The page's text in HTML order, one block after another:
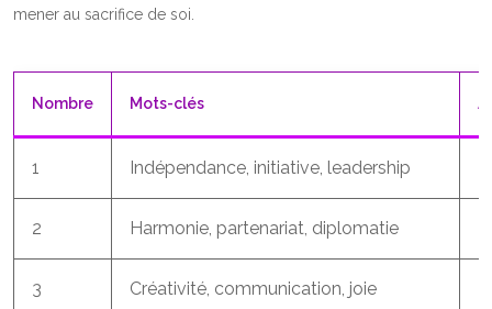
mener au sacrifice de soi.
Nombre Mots-clés
1 Indépendance, initiative, leadership
2 Harmonie, partenariat, diplomatie
3 Créativité, communication, joie